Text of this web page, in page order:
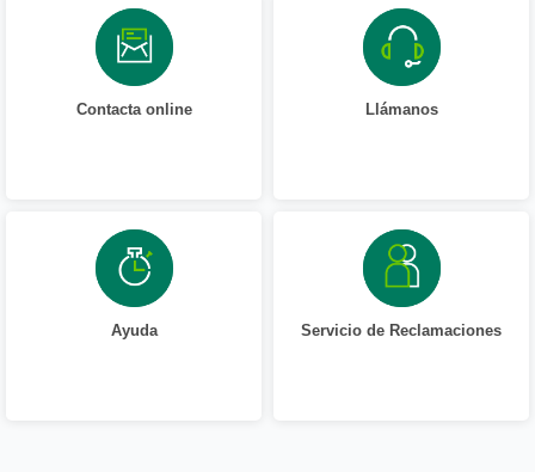
Contacta online Llámanos
Ayuda Servicio de Reclamaciones